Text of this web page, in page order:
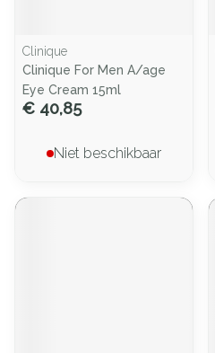
Clinique
Clinique For Men A/age
Eye Cream 15ml
€ 40,85
Niet beschikbaar